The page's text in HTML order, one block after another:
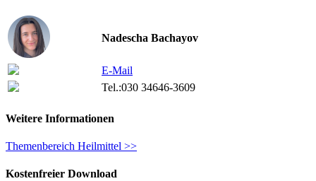
Nadescha Bachayov
E-Mail
Tel.:030 34646-3609
Weitere Informationen
Themenbereich Heilmittel >>
Kostenfreier Download